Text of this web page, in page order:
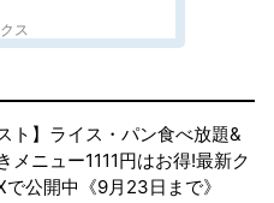
ス
ト】ライス・パン食べ放題&
メニュー1111円はお得!最新ク
公開中《9月23日まで》